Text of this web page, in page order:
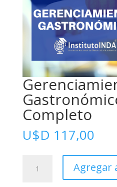
Completo
U$D 117,00
Gastronómico
Agregar